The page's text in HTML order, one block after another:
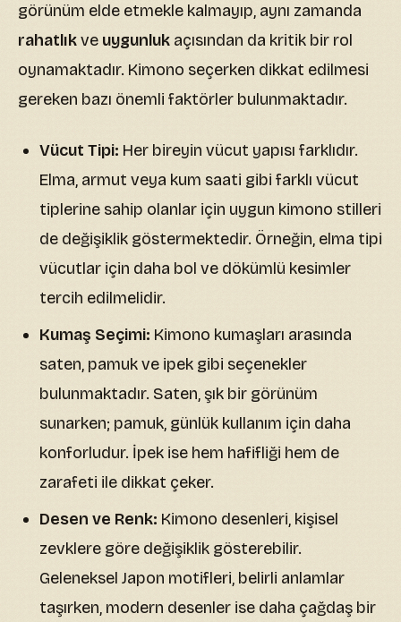
görünüm elde etmekle kalmayıp, aynı zamanda
rahatlıkve uygunluk açısından da kritik bir rol
oynamaktadır. Kimono seçerken dikkat edilmesi
gereken bazı önemli faktörler bulunmaktadır.
Vücut Tipi: Her bireyin vücut yapısı farklıdır.
Elma, armut veya kum saati gibi farklı vücut
tiplerine sahip olanlar için uygun kimono stilleri
de değişiklik göstermektedir. Örneğin, elma tipi
vücutlar için daha bol ve dökümlü kesimler
tercih edilmelidir.
Kumaş Seçimi: Kimono kumaşları arasında
saten, pamuk ve ipek gibi seçenekler
bulunmaktadır. Saten, şık bir görünüm
sunarken; pamuk, günlük kullanım için daha
konforludur. İpek ise hem hafifliği hem de
zarafeti ile dikkat çeker.
Desen ve Renk: Kimono desenleri, kişisel
zevklere göre değişiklik gösterebilir.
Geleneksel Japon motifleri, belirli anlamlar
taşırken, modern desenler ise daha çağdaş bir